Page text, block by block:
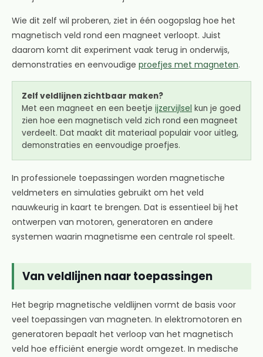
Wie dit zelf wil proberen, ziet in één oogopslag hoe het
magnetisch veld rond een magneet verloopt. Juist
daarom komt dit experiment vaak terug in onderwijs,
demonstraties en eenvoudige proefjes met magneten.
Zelf veldlijnen zichtbaar maken?
Met een magneet en een beetje ijzervijlsel kun je goed
zien hoe een magnetisch veld zich rond een magneet
verdeelt. Dat maakt dit materiaal populair voor uitleg,
demonstraties en eenvoudige proefjes.
In professionele toepassingen worden magnetische
veldmeters en simulaties gebruikt om het veld
nauwkeurig in kaart te brengen. Dat is essentieel bij het
ontwerpen van motoren, generatoren en andere
systemen waarin magnetisme een centrale rol speelt.
Van veldlijnen naar toepassingen
Het begrip magnetische veldlijnen vormt de basis voor
veel toepassingen van magneten. In elektromotoren en
generatoren bepaalt het verloop van het magnetisch
veld hoe efficiënt energie wordt omgezet. In medische